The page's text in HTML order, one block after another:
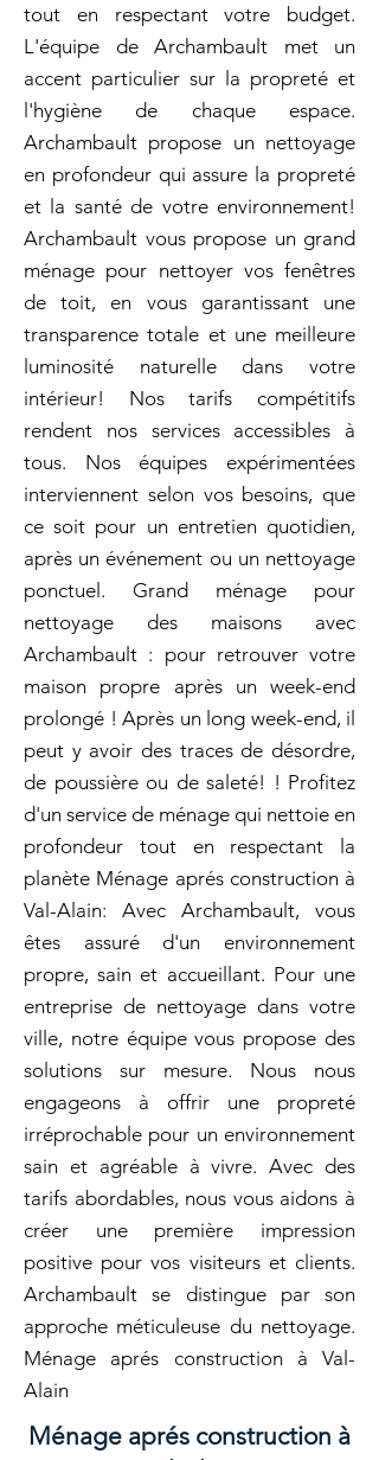
tout en respectant votre budget.
L'équipe de Archambault met un
accent particulier sur la propreté et
l'hygiène de chaque espace.
Archambault propose un nettoyage
en profondeur qui assure la propreté
et la santé de votre environnement!
Archambault vous propose un grand
ménage pour nettoyer vos fenêtres
de toit, en vous garantissant une
transparence totale et une meilleure
luminosité naturelle dans votre
intérieur! Nos tarifs compétitifs
rendent nos services accessibles à
tous. Nos équipes expérimentées
interviennent selon vos besoins, que
ce soit pour un entretien quotidien,
après un événement ou un nettoyage
ponctuel. Grand ménage pour
nettoyage des maisons avec
Archambault : pour retrouver votre
maison propre après un week-end
prolongé ! Après un long week-end, il
peut y avoir des traces de désordre,
de poussière ou de saleté! ! Profitez
d'un service de ménage qui nettoie en
profondeur tout en respectant la
planète Ménage aprés construction à
Val-Alain: Avec Archambault, vous
êtes assuré d'un environnement
propre, sain et accueillant. Pour une
entreprise de nettoyage dans votre
ville, notre équipe vous propose des
solutions sur mesure. Nous nous
engageons à offrir une propreté
irréprochable pour un environnement
sain et agréable à vivre. Avec des
tarifs abordables, nous vous aidons à
créer une première impression
positive pour vos visiteurs et clients.
Archambault se distingue par son
approche méticuleuse du nettoyage.
Ménage aprés construction à Val-
Alain
Ménage aprés construction à